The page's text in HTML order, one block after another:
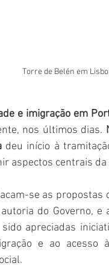
Torre de Belén em
e imigração em
nos últimos dias.
deu início à
aspectos centrais da
se as propostas
do Governo,
apreciadas
e ao acesso